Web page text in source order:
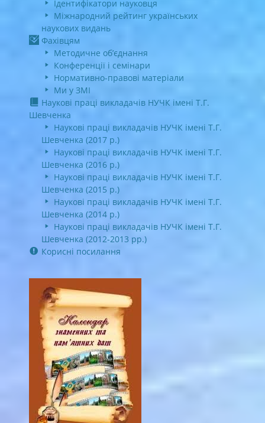
Ідентифікатори науковця
Міжнародний рейтинг українських
наукових видань
Фахівцям
Методичне об’єднання
Конференції і семінари
Нормативно-правові матеріали
Ми у ЗМІ
Наукові праці викладачів НУЧК імені Т.Г.
Шевченка
Наукові праці викладачів НУЧК імені Т.Г.
Шевченка (2017 р.)
Наукові праці викладачів НУЧК імені Т.Г.
Шевченка (2016 р.)
Наукові праці викладачів НУЧК імені Т.Г.
Шевченка (2015 р.)
Наукові праці викладачів НУЧК імені Т.Г.
Шевченка (2014 р.)
Наукові праці викладачів НУЧК імені Т.Г.
Шевченка (2012-2013 рр.)
Корисні посилання